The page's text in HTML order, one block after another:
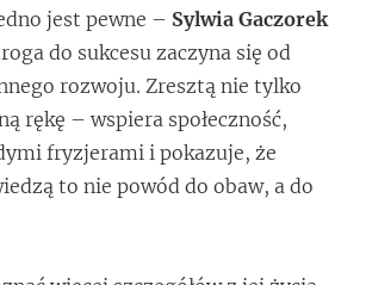
jest pewne – Sylwia Gaczorek
do sukcesu zaczyna się od
rozwoju. Zresztą nie tylko
rękę – wspiera społeczność,
fryzjerami i pokazuje, że
to nie powód do obaw, a do